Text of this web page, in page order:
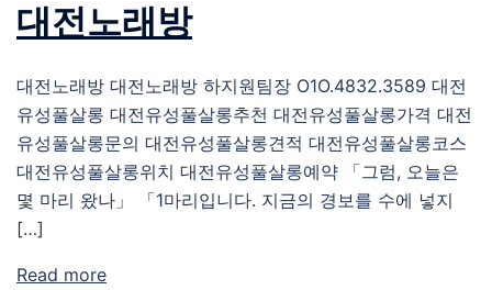
대전노래방
대전노래방 대전노래방 하지원팀장 O1O.4832.3589 대전
유성풀살롱 대전유성풀살롱추천 대전유성풀살롱가격 대전
유성풀살롱문의 대전유성풀살롱견적 대전유성풀살롱코스
대전유성풀살롱위치 대전유성풀살롱예약 「그럼, 오늘은
몇 마리 왔나」 「1마리입니다. 지금의 경보를 수에 넣지
[…]
Read more